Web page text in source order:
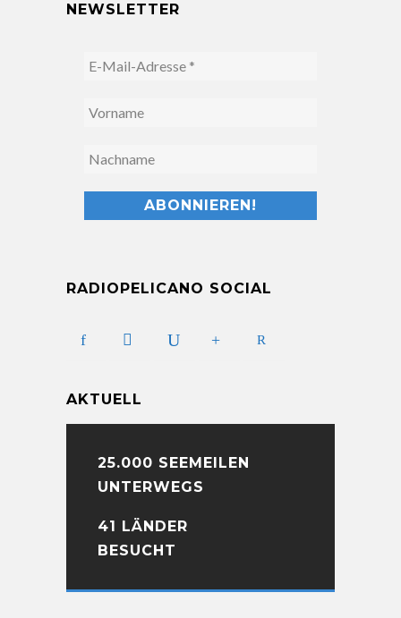
NEWSLETTER
RADIOPELICANO SOCIAL
AKTUELL
25.000 SEEMEILEN
UNTERWEGS
41 LÄNDER
BESUCHT